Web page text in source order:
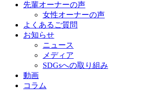
先輩オーナーの声
女性オーナーの声
よくあるご質問
お知らせ
ニュース
メディア
SDGsへの取り組み
動画
コラム